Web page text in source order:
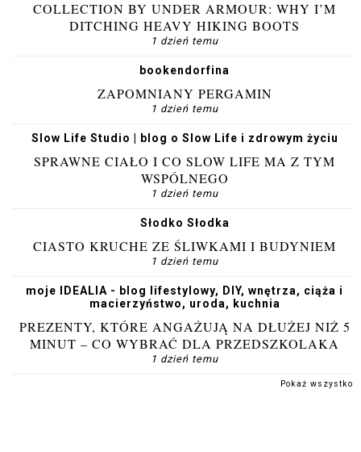
COLLECTION BY UNDER ARMOUR: WHY I’M
DITCHING HEAVY HIKING BOOTS
1 dzień temu
bookendorfina
ZAPOMNIANY PERGAMIN
1 dzień temu
Slow Life Studio | blog o Slow Life i zdrowym życiu
SPRAWNE CIAŁO I CO SLOW LIFE MA Z TYM
WSPÓLNEGO
1 dzień temu
Słodko Słodka
CIASTO KRUCHE ZE ŚLIWKAMI I BUDYNIEM
1 dzień temu
moje IDEALIA - blog lifestylowy, DIY, wnętrza, ciąża i
macierzyństwo, uroda, kuchnia
PREZENTY, KTÓRE ANGAŻUJĄ NA DŁUŻEJ NIŻ 5
MINUT – CO WYBRAĆ DLA PRZEDSZKOLAKA
1 dzień temu
Pokaż wszystko